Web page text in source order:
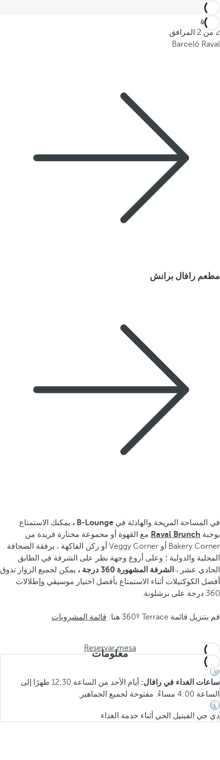
العودة
2 من 2 المرافق
Barceló Raval
مطعم رافال برانش
في المساحة المريحة والهادئة في B-Lounge ،
يمكنك الاستمتاع
بوجبة Raval Brunch مع القهوة أو مجموعة مختارة فريدة من
Bakery Corner أو Veggy Corner أو ركن الفاكهة ، برفقة الصحافة
المحلية والدولية ؛ وعلى أروع وجهة نظر على الشرفة في الطابق
الحادي عشر ، الشرفة المشهورة 360 درجة ،
يمكن لجميع الزوار تذوق
أفضل الكوكتيلات أثناء الاستمتاع بأفضل اختيار موسيقي وإطلالات
360 درجة على برشلونة.
قم بتنزيل قائمة 360º Terrace هنا: قائمة المشروبات
Reservar mesa
معلومات
ساعات الغداء في رافال:
أيام الأحد من الساعة 12:30 ظهرًا إلى
الساعة 4:00 مساءً. مفتوحة لجميع الجماهير.
دي جي الفينيل الحي أثناء خدمة الغداء